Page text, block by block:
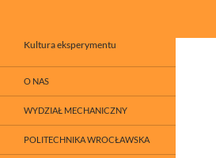
Kultura eksperymentu
O NAS
WYDZIAŁ MECHANICZNY
POLITECHNIKA WROCŁAWSKA